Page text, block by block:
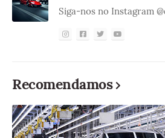
Siga-nos no Instagram
Recomendamos